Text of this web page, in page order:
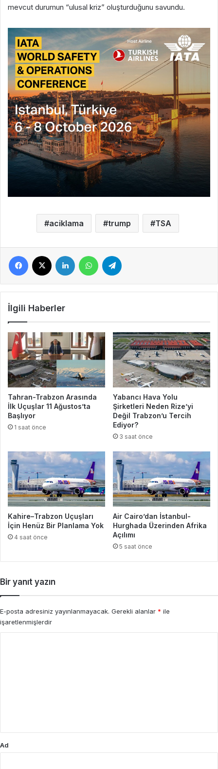
mevcut durumun “ulusal kriz” oluşturduğunu savundu.
aciklama trump TSA
Facebook LinkedIn WhatsApp
İlgili Haberler
Tahran-Trabzon Arasında
İlk Uçuşlar 11 Ağustos’ta
Başlıyor
1 saat önce
Yabancı Hava Yolu
Şirketleri Neden Rize’yi
Değil Trabzon’u Tercih
Ediyor?
3 saat önce
Kahire–Trabzon Uçuşları
İçin Henüz Bir Planlama Yok
4 saat önce
Air Cairo’dan İstanbul-
Hurghada Üzerinden Afrika
Açılımı
5 saat önce
Bir yanıt yazın
E-posta adresiniz yayınlanmayacak. Gerekli alanlar * ile
işaretlenmişlerdir
Ad